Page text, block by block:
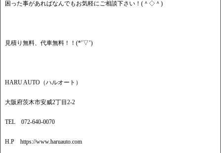
困った事があればなんでもお気軽にご相談下さい！(＾◇＾)
見積り無料、代車無料！！(*’▽’)
HARU AUTO（ハルオート）
大阪府茨木市安威2丁目2-2
TEL 072-640-0070
H.P https://www.haruauto.com